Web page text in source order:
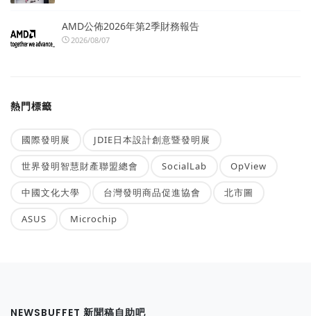
AMD公佈2026年第2季財務報告
2026/08/07
熱門標籤
國際發明展 JDIE日本設計創意暨發明展
世界發明智慧財產聯盟總會 SocialLab OpView
中國文化大學 台灣發明商品促進協會 北市圖
ASUS Microchip
NEWSBUFFET 新聞稿自助吧